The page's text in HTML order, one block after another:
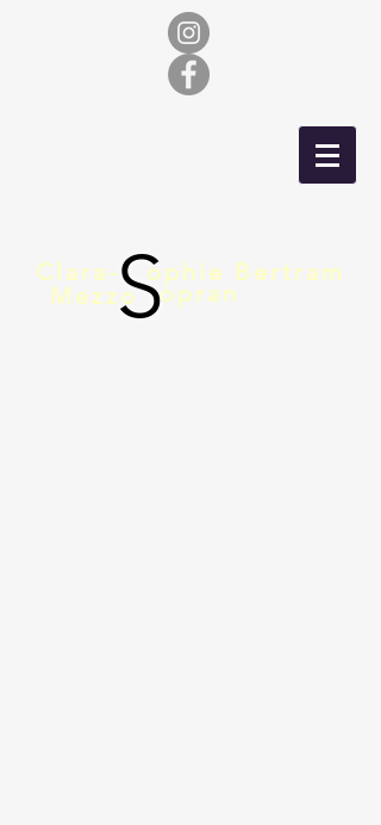
Clara-Sophie Bertram
opran
Mezzo